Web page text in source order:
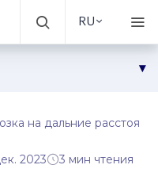
RU
на дальние
2023 3 мин чтения